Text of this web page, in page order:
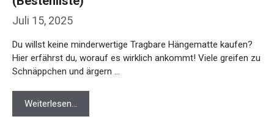
Juli 15, 2025
Du willst keine minderwertige Tragbare Hängematte kaufen?
Hier erfährst du, worauf es wirklich ankommt! Viele greifen zu
Schnäppchen und ärgern …
Weiterlesen…